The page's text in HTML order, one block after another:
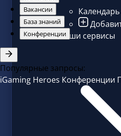
Наши сервисы